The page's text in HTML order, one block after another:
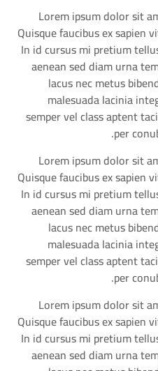
Lorem ipsum dolor sit
Quisque faucibus ex sapien
In id cursus mi pretium
aenean sed diam urna
lacus nec metus
malesuada lacinia
semper vel class aptent
per
Lorem ipsum dolor sit
Quisque faucibus ex sapien
In id cursus mi pretium
aenean sed diam urna
lacus nec metus
malesuada lacinia
semper vel class aptent
per
Lorem ipsum dolor sit
Quisque faucibus ex sapien
In id cursus mi pretium
aenean sed diam urna